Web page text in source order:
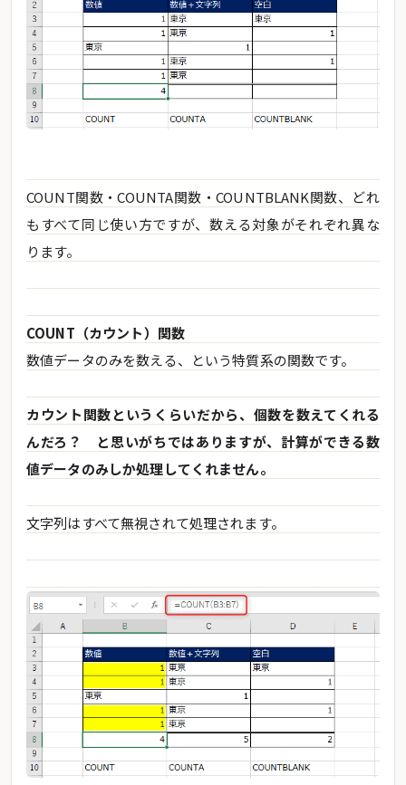
COUNT関数・COUNTA関数・COUNTBLANK関数、どれ
もすべて同じ使い方ですが、数える対象がそれぞれ異な
ります。
COUNT（カウント）関数
数値データのみを数える、という特質系の関数です。
カウント関数というくらいだから、個数を数えてくれる
んだろ？ と思いがちではありますが、計算ができる数
値データのみしか処理してくれません。
文字列はすべて無視されて処理されます。